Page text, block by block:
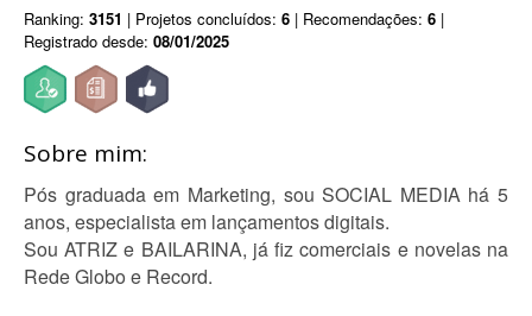
Ranking: 3151 | Projetos concluídos: 6 | Recomendações: 6 |
Registrado desde: 08/01/2025
Sobre mim:
Pós graduada em Marketing, sou SOCIAL MEDIA há 5
anos, especialista em lançamentos digitais.
Sou ATRIZ e BAILARINA, já fiz comerciais e novelas na
Rede Globo e Record.